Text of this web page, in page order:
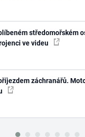
středomořském
ve videu
záchranářů.